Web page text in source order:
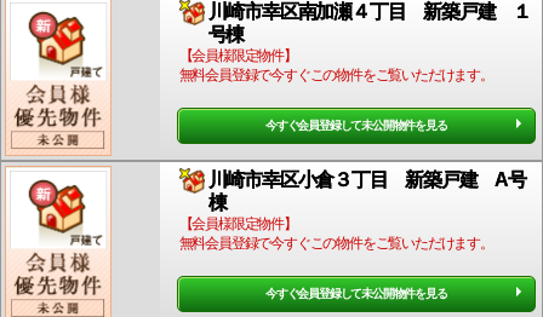
川崎市幸区南加瀬４丁目 新築戸建 １
号棟
【会員様限定物件】
無料会員登録で今すぐこの物件をご覧いただけます。
今すぐ会員登録して未公開物件を見る
川崎市幸区小倉３丁目 新築戸建 A号
棟
【会員様限定物件】
無料会員登録で今すぐこの物件をご覧いただけます。
今すぐ会員登録して未公開物件を見る